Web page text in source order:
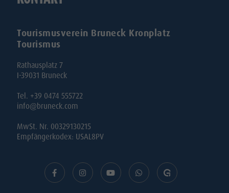
Tourismusverein Bruneck Kronplatz
Tourismus
Rathausplatz 7
I-39031 Bruneck
Tel. +39 0474 555722
info@bruneck.com
MwSt. Nr. 00329130215
Empfängerkodex: USAL8PV